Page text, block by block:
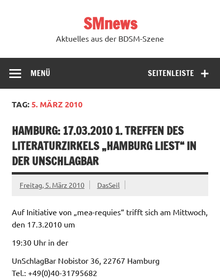
SMnews
Aktuelles aus der BDSM-Szene
SEITENLEISTE
MENÜ
TAG:5. MÄRZ 2010
HAMBURG: 17.03.2010 1. TREFFEN DES
LITERATURZIRKELS „HAMBURG LIEST“ IN
DER UNSCHLAGBAR
Freitag, 5. März 2010 DasSeil
Auf Initiative von „mea-requies“ trifft sich am Mittwoch,
den 17.3.2010 um
19:30 Uhr in der
UnSchlagBar Nobistor 36, 22767 Hamburg
Tel.: +49(0)40-31795682